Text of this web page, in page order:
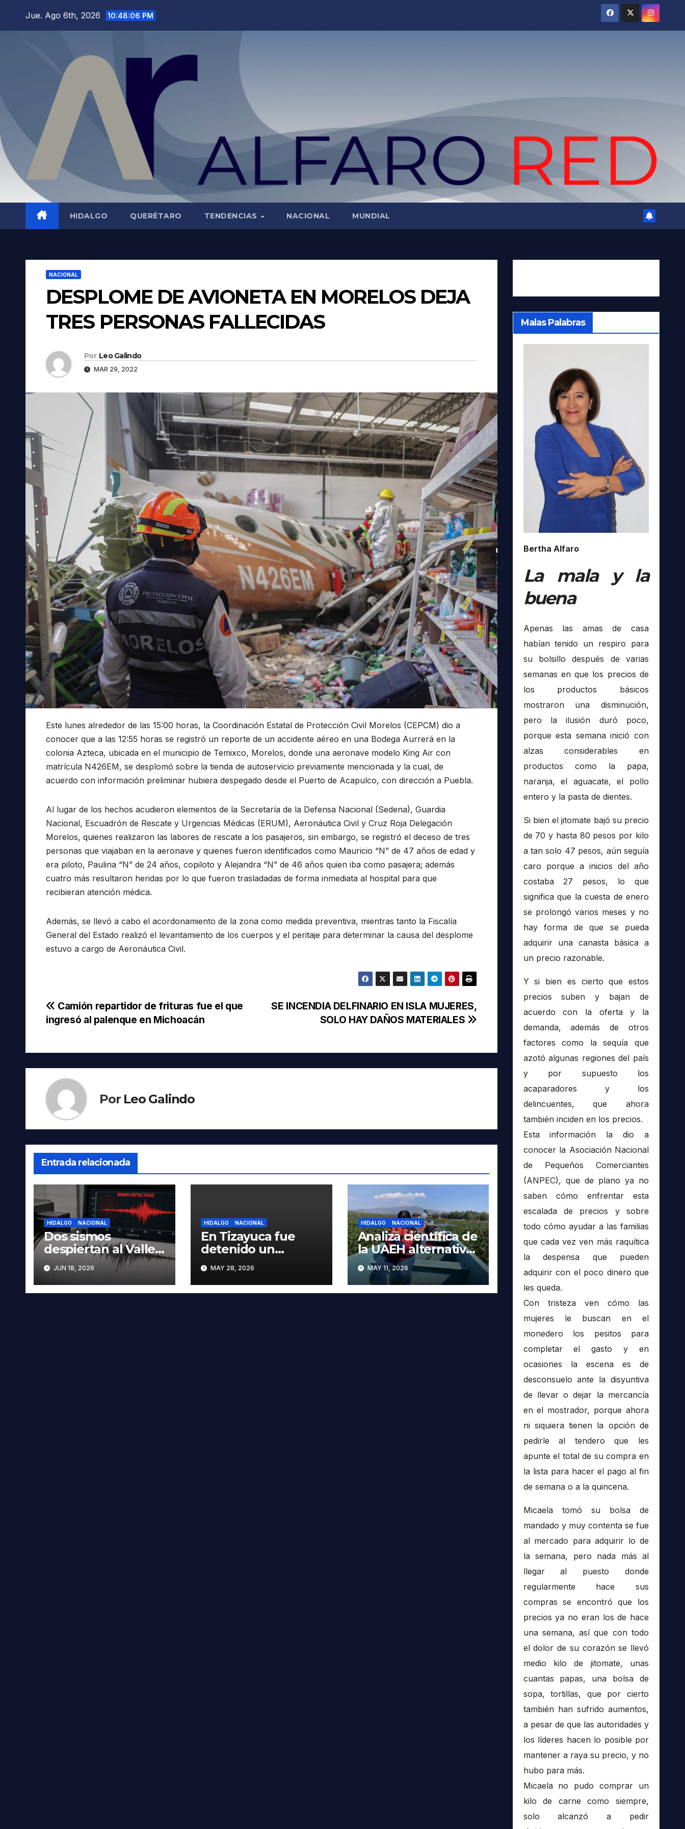
Jue. Ago 6th, 2026 10:48:08 PM
HIDALGO QUERÉTARO TENDENCIAS NACIONAL MUNDIAL
NACIONAL
DESPLOME DE AVIONETA EN MORELOS DEJA
TRES PERSONAS FALLECIDAS
Por Leo Galindo
MAR 29, 2022
Este lunes alrededor de las 15:00 horas, la Coordinación Estatal de Protección Civil Morelos (CEPCM) dio a
conocer que a las 12:55 horas se registró un reporte de un accidente aéreo en una Bodega Aurrerá en la
colonia Azteca, ubicada en el municipio de Temixco, Morelos, donde una aeronave modelo King Air con
matrícula N426EM, se desplomó sobre la tienda de autoservicio previamente mencionada y la cual, de
acuerdo con información preliminar hubiera despegado desde el Puerto de Acapulco, con dirección a Puebla.
Al lugar de los hechos acudieron elementos de la Secretaría de la Defensa Nacional (Sedena), Guardia
Nacional, Escuadrón de Rescate y Urgencias Médicas (ERUM), Aeronáutica Civil y Cruz Roja Delegación
Morelos, quienes realizaron las labores de rescate a los pasajeros, sin embargo, se registró el deceso de tres
personas que viajaban en la aeronave y quienes fueron identificados como Mauricio “N” de 47 años de edad y
era piloto, Paulina “N” de 24 años, copiloto y Alejandra “N” de 46 años quien iba como pasajera; además
cuatro más resultaron heridas por lo que fueron trasladadas de forma inmediata al hospital para que
recibieran atención médica.
Además, se llevó a cabo el acordonamiento de la zona como medida preventiva, mientras tanto la Fiscalía
General del Estado realizó el levantamiento de los cuerpos y el peritaje para determinar la causa del desplome
estuvo a cargo de Aeronáutica Civil.
Navegación
de
entradas
SE INCENDIA DELFINARIO EN ISLA MUJERES,
SOLO HAY DAÑOS MATERIALES
Camión repartidor de frituras fue el que
ingresó al palenque en Michoacán
Por Leo Galindo
Entrada relacionada
HIDALGO NACIONAL
Dos sismos
despiertan al Valle
del Mezquital; no se
reportan daños en
Hidalgo
JUN 18, 2026
HIDALGO NACIONAL
En Tizayuca fue
detenido un
hombre que era
buscado por
autoridades de
MAY 28, 2026
HIDALGO NACIONAL
Analiza científica de
la UAEH alternativas
sostenibles ante
crisis ambiental en
Tula-Tepeji
MAY 11, 2026
Malas Palabras
Bertha Alfaro
La mala y la
buena
Apenas las amas de casa
habían tenido un respiro para
su bolsillo después de varias
semanas en que los precios de
los productos básicos
mostraron una disminución,
pero la ilusión duró poco,
porque esta semana inició con
alzas considerables en
productos como la papa,
naranja, el aguacate, el pollo
entero y la pasta de dientes.
Si bien el jitomate bajó su precio
de 70 y hasta 80 pesos por kilo
a tan solo 47 pesos, aún seguía
caro porque a inicios del año
costaba 27 pesos, lo que
significa que la cuesta de enero
se prolongó varios meses y no
hay forma de que se pueda
adquirir una canasta básica a
un precio razonable.
Y si bien es cierto que estos
precios suben y bajan de
acuerdo con la oferta y la
demanda, además de otros
factores como la sequía que
azotó algunas regiones del país
y por supuesto los
acaparadores y los
delincuentes, que ahora
también inciden en los precios.
Esta información la dio a
conocer la Asociación Nacional
de Pequeños Comerciantes
(ANPEC), que de plano ya no
saben cómo enfrentar esta
escalada de precios y sobre
todo cómo ayudar a las familias
que cada vez ven más raquítica
la despensa que pueden
adquirir con el poco dinero que
les queda.
Con tristeza ven cómo las
mujeres le buscan en el
monedero los pesitos para
completar el gasto y en
ocasiones la escena es de
desconsuelo ante la disyuntiva
de llevar o dejar la mercancía
en el mostrador, porque ahora
ni siquiera tienen la opción de
pedirle al tendero que les
apunte el total de su compra en
la lista para hacer el pago al fin
de semana o a la quincena.
Micaela tomó su bolsa de
mandado y muy contenta se fue
al mercado para adquirir lo de
la semana, pero nada más al
llegar al puesto donde
regularmente hace sus
compras se encontró que los
precios ya no eran los de hace
una semana, así que con todo
el dolor de su corazón se llevó
medio kilo de jitomate, unas
cuantas papas, una bolsa de
sopa, tortillas, que por cierto
también han sufrido aumentos,
a pesar de que las autoridades y
los líderes hacen lo posible por
mantener a raya su precio, y no
hubo para más.
Micaela no pudo comprar un
kilo de carne como siempre,
solo alcanzó a pedir